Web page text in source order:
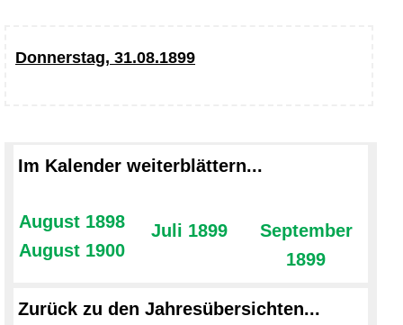
Donnerstag, 31.08.1899
Im Kalender weiterblättern...
August 1898
August 1900
Juli 1899
September
1899
Zurück zu den Jahresübersichten...